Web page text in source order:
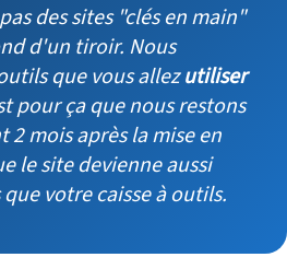
des sites "clés en main"
d'un tiroir. Nous
que vous allezutiliser
pour ça que nous restons
2 mois après la mise en
le site devienne aussi
votre caisse à outils.